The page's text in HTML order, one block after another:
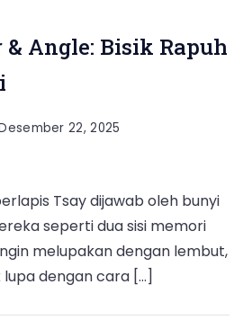
& Angle: Bisik Rapuh
22, 2025
Tsay dijawab oleh bunyi
seperti dua sisi memori
melupakan dengan lembut,
lupa dengan cara […]